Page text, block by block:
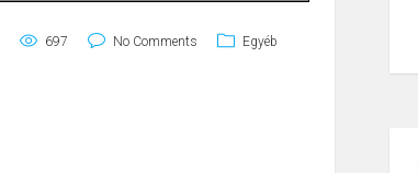
697 No Comments Egyéb